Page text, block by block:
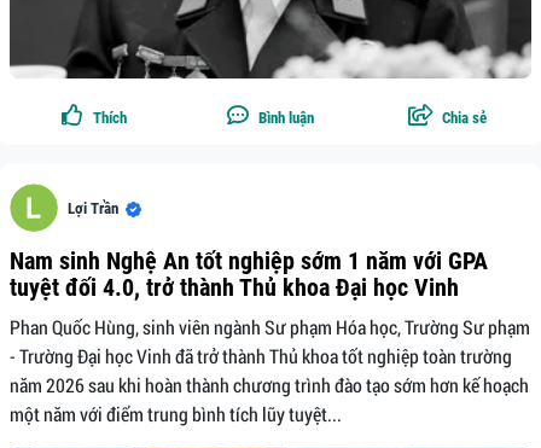
Thích Bình luận Chia sẻ
Lợi Trần
Nam sinh Nghệ An tốt nghiệp sớm 1 năm với GPA
tuyệt đối 4.0, trở thành Thủ khoa Đại học Vinh
Phan Quốc Hùng, sinh viên ngành Sư phạm Hóa học, Trường Sư phạm
- Trường Đại học Vinh đã trở thành Thủ khoa tốt nghiệp toàn trường
năm 2026 sau khi hoàn thành chương trình đào tạo sớm hơn kế hoạch
một năm với điểm trung bình tích lũy tuyệt...